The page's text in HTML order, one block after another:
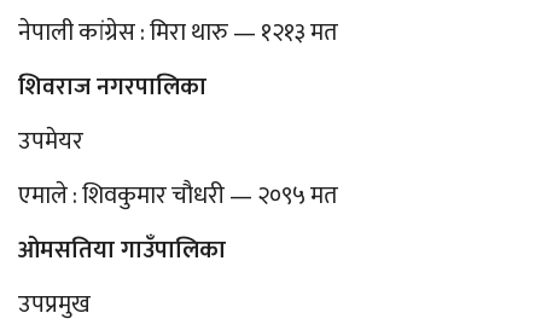
नेपाली कांग्रेस : मिरा थारु — १२१३ मत
शिवराज नगरपालिका
उपमेयर
एमाले : शिवकुमार चौधरी — २०९५ मत
ओमसतिया गाउँपालिका
उपप्रमुख